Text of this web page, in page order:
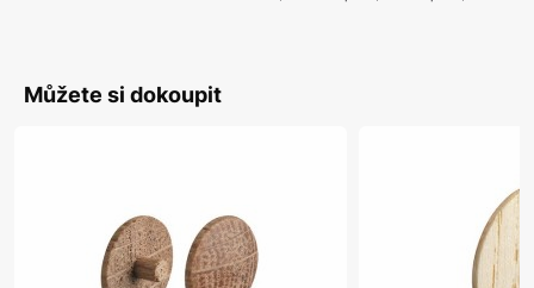
Můžete si dokoupit